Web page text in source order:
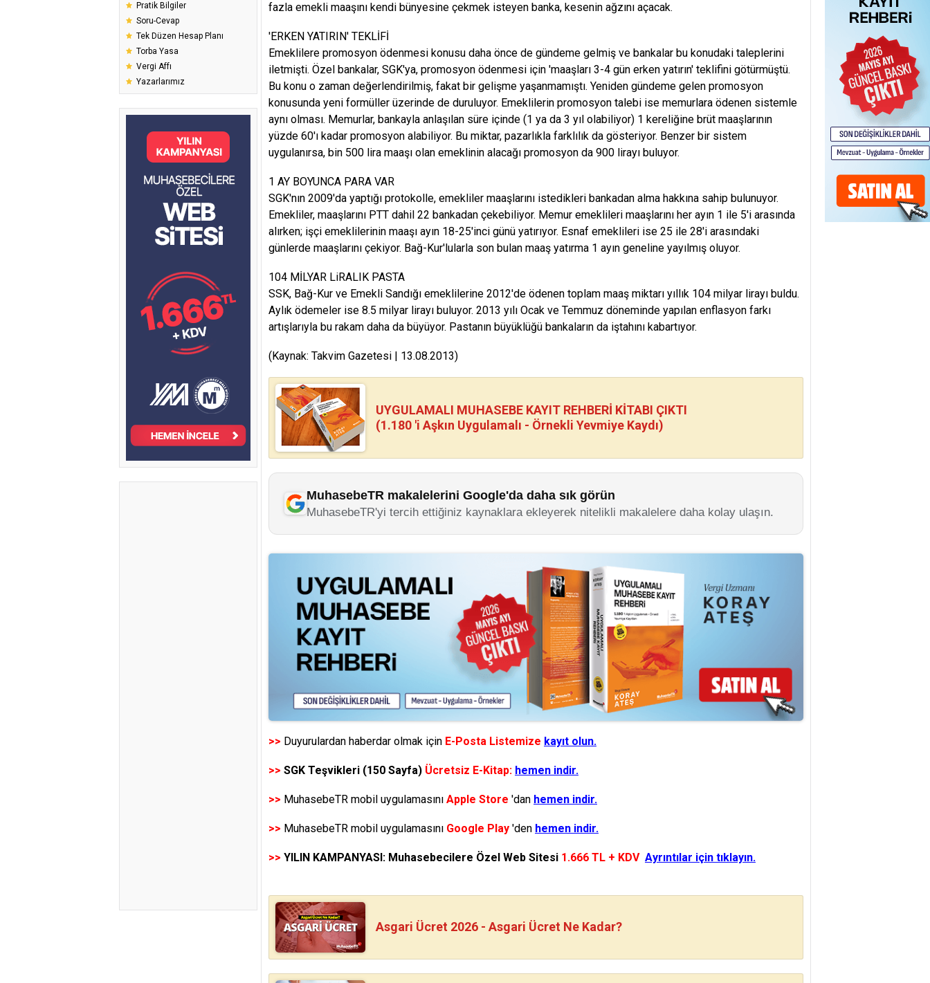
Pratik Bilgiler
Soru-Cevap
Tek Düzen Hesap Planı
Torba Yasa
Vergi Affı
Yazarlarımız
fazla emekli maaşını kendi bünyesine çekmek isteyen banka, kesenin ağzını açacak.
'ERKEN YATIRIN' TEKLİFİ
Emeklilere promosyon ödenmesi konusu daha önce de gündeme gelmiş ve bankalar bu konudaki taleplerini
iletmişti. Özel bankalar, SGK'ya, promosyon ödenmesi için 'maaşları 3-4 gün erken yatırın' teklifini götürmüştü.
Bu konu o zaman değerlendirilmiş, fakat bir gelişme yaşanmamıştı. Yeniden gündeme gelen promosyon
konusunda yeni formüller üzerinde de duruluyor. Emeklilerin promosyon talebi ise memurlara ödenen sistemle
aynı olması. Memurlar, bankayla anlaşılan süre içinde (1 ya da 3 yıl olabiliyor) 1 kereliğine brüt maaşlarının
yüzde 60'ı kadar promosyon alabiliyor. Bu miktar, pazarlıkla farklılık da gösteriyor. Benzer bir sistem
uygulanırsa, bin 500 lira maaşı olan emeklinin alacağı promosyon da 900 lirayı buluyor.
1 AY BOYUNCA PARA VAR
SGK'nın 2009'da yaptığı protokolle, emekliler maaşlarını istedikleri bankadan alma hakkına sahip bulunuyor.
Emekliler, maaşlarını PTT dahil 22 bankadan çekebiliyor. Memur emeklileri maaşlarını her ayın 1 ile 5'i arasında
alırken; işçi emeklilerinin maaşı ayın 18-25'inci günü yatırıyor. Esnaf emeklileri ise 25 ile 28'i arasındaki
günlerde maaşlarını çekiyor. Bağ-Kur'lularla son bulan maaş yatırma 1 ayın geneline yayılmış oluyor.
104 MİLYAR LiRALIK PASTA
SSK, Bağ-Kur ve Emekli Sandığı emeklilerine 2012'de ödenen toplam maaş miktarı yıllık 104 milyar lirayı buldu.
Aylık ödemeler ise 8.5 milyar lirayı buluyor. 2013 yılı Ocak ve Temmuz döneminde yapılan enflasyon farkı
artışlarıyla bu rakam daha da büyüyor. Pastanın büyüklüğü bankaların da iştahını kabartıyor.
(Kaynak: Takvim Gazetesi | 13.08.2013)
UYGULAMALI MUHASEBE KAYIT REHBERİ KİTABI ÇIKTI
(1.180 'i Aşkın Uygulamalı - Örnekli Yevmiye Kaydı)
MuhasebeTR makalelerini Google'da daha sık görün
MuhasebeTR'yi tercih ettiğiniz kaynaklara ekleyerek nitelikli makalelere daha kolay ulaşın.
>> Duyurulardan haberdar olmak için E-Posta Listemize kayıt olun.
>> SGK Teşvikleri (150 Sayfa) Ücretsiz E-Kitap: hemen indir.
>> MuhasebeTR mobil uygulamasını Apple Store 'dan hemen indir.
>> MuhasebeTR mobil uygulamasını Google Play 'den hemen indir.
>> YILIN KAMPANYASI: Muhasebecilere Özel Web Sitesi 1.666 TL + KDV Ayrıntılar için tıklayın.
Asgari Ücret 2026 - Asgari Ücret Ne Kadar?